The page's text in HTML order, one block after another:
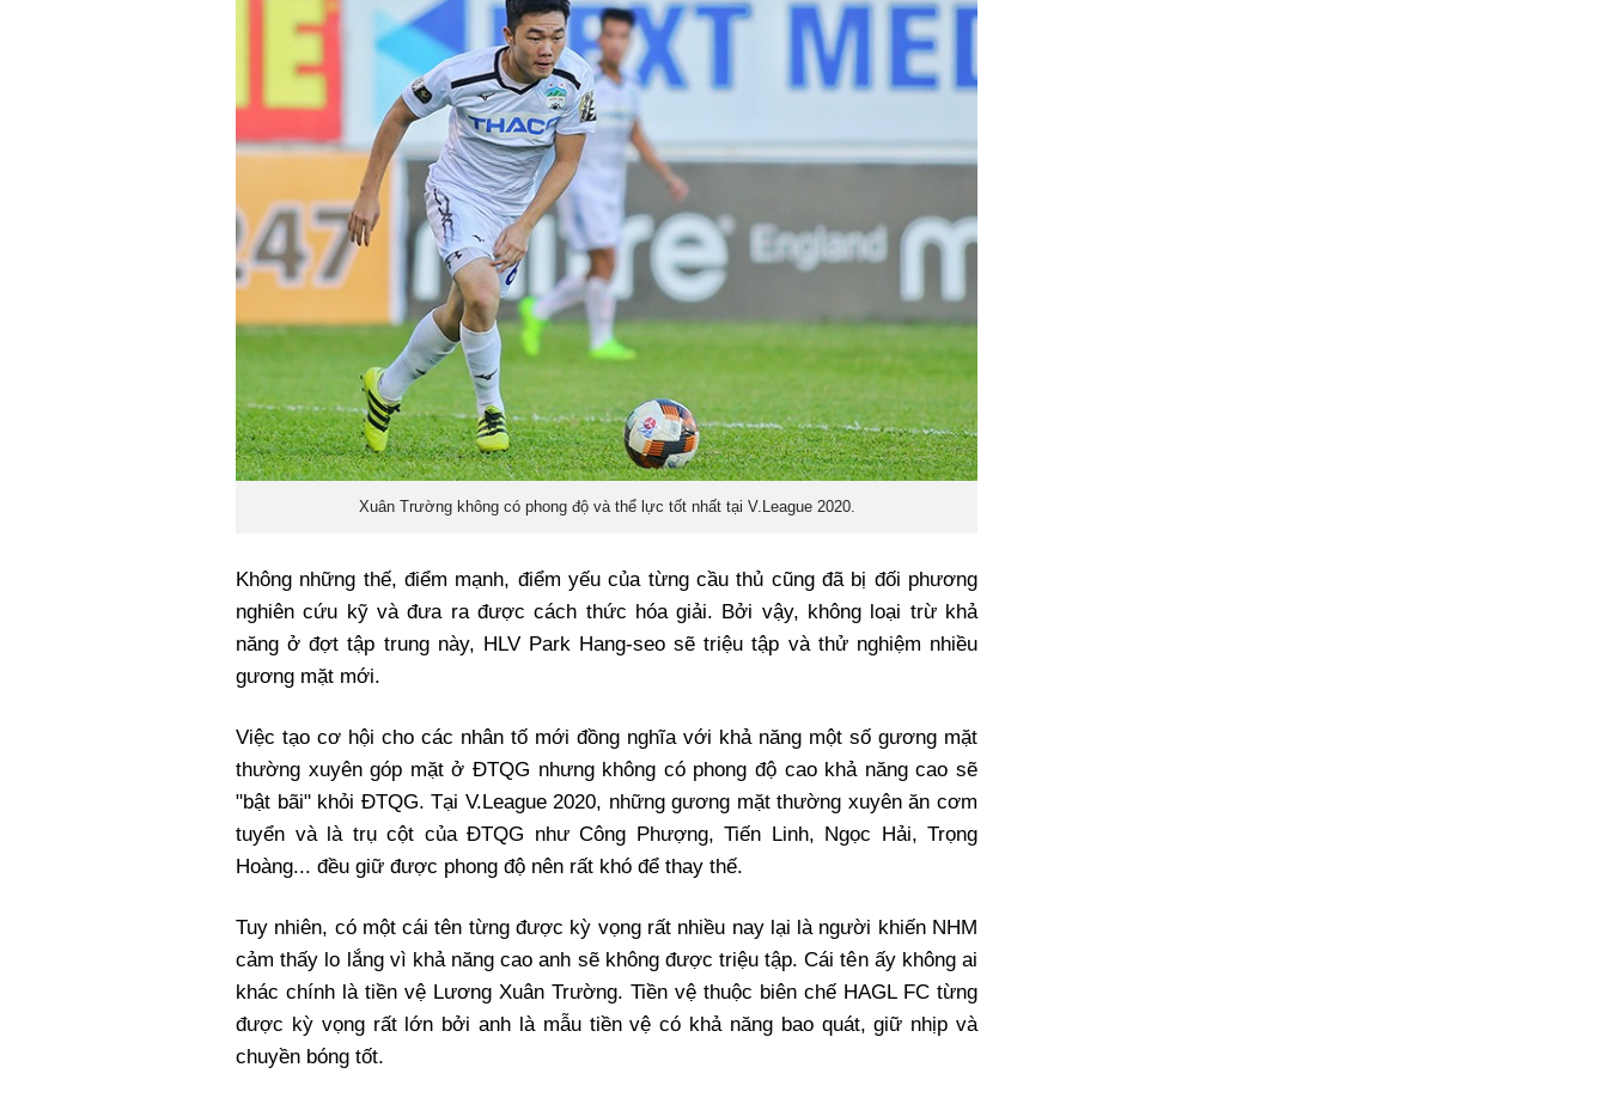
Xuân Trường không có phong độ và thể lực tốt nhất tại V.League 2020.
Không những thế, điểm mạnh, điểm yếu của từng cầu thủ cũng đã bị đối phương
nghiên cứu kỹ và đưa ra được cách thức hóa giải. Bởi vậy, không loại trừ khả
năng ở đợt tập trung này, HLV Park Hang-seo sẽ triệu tập và thử nghiệm nhiều
gương mặt mới.
Việc tạo cơ hội cho các nhân tố mới đồng nghĩa với khả năng một số gương mặt
thường xuyên góp mặt ở ĐTQG nhưng không có phong độ cao khả năng cao sẽ
"bật bãi" khỏi ĐTQG. Tại V.League 2020, những gương mặt thường xuyên ăn cơm
tuyển và là trụ cột của ĐTQG như Công Phượng, Tiến Linh, Ngọc Hải, Trọng
Hoàng... đều giữ được phong độ nên rất khó để thay thế.
Tuy nhiên, có một cái tên từng được kỳ vọng rất nhiều nay lại là người khiến NHM
cảm thấy lo lắng vì khả năng cao anh sẽ không được triệu tập. Cái tên ấy không ai
khác chính là tiền vệ Lương Xuân Trường. Tiền vệ thuộc biên chế HAGL FC từng
được kỳ vọng rất lớn bởi anh là mẫu tiền vệ có khả năng bao quát, giữ nhịp và
chuyền bóng tốt.